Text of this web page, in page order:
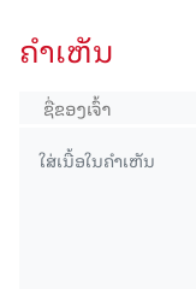
ຄໍາເຫັນ